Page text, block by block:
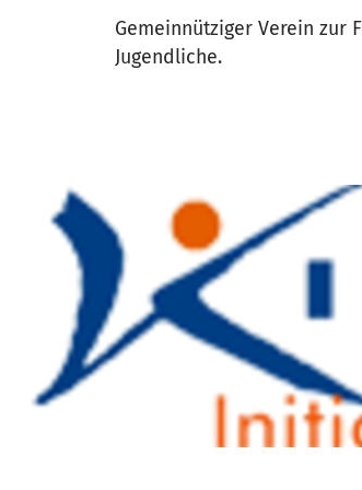
Gemeinnütziger Verein zur
Jugendliche.